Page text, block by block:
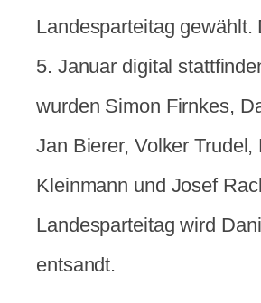
Landesparteitag gewählt.
5. Januar digital
wurden Simon Firnkes,
Jan Bierer, Volker Trudel,
Kleinmann und Josef
Landesparteitag wird
entsandt.